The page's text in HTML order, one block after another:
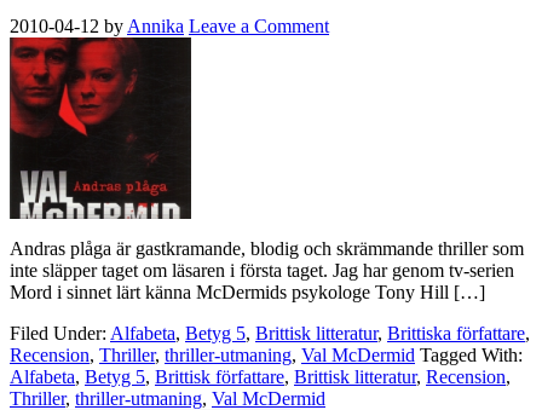
2010-04-12 by Annika Leave a Comment
Andras plåga är gastkramande, blodig och skrämmande thriller som
inte släpper taget om läsaren i första taget. Jag har genom tv-serien
Mord i sinnet lärt känna McDermids psykologe Tony Hill […]
Filed Under: Alfabeta, Betyg 5, Brittisk litteratur, Brittiska författare,
Recension, Thriller, thriller-utmaning, Val McDermid Tagged With:
Alfabeta, Betyg 5, Brittisk författare, Brittisk litteratur, Recension,
Thriller, thriller-utmaning, Val McDermid